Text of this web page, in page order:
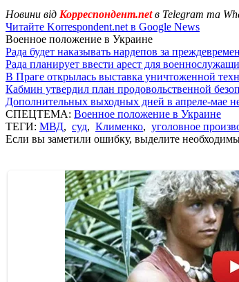
Новини від Корреспондент.netв Telegram та
Читайте Korrespondent.net в Google News
Военное положение в Украине
Рада будет наказывать нардепов за
Рада планирует ввести арест для
В Праге открылась выставка уничтоженной
Кабмин утвердил план продовольственной
Дополнительных выходных дней в апреле-мае
СПЕЦТЕМА: Военное положение в Украине
ТЕГИ: МВД, суд, Клименко, уголовное
Если вы заметили ошибку, выделите